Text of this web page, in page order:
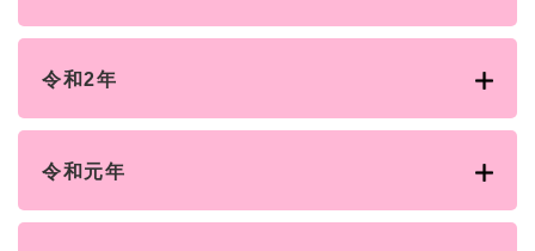
令和2年
令和元年